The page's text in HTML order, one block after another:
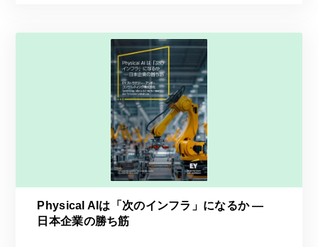
Physical AIは「次のインフラ」になるか ―
日本企業の勝ち筋